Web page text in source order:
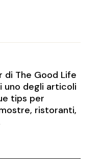
di The Good Life
uno degli articoli
tips per
ristoranti,